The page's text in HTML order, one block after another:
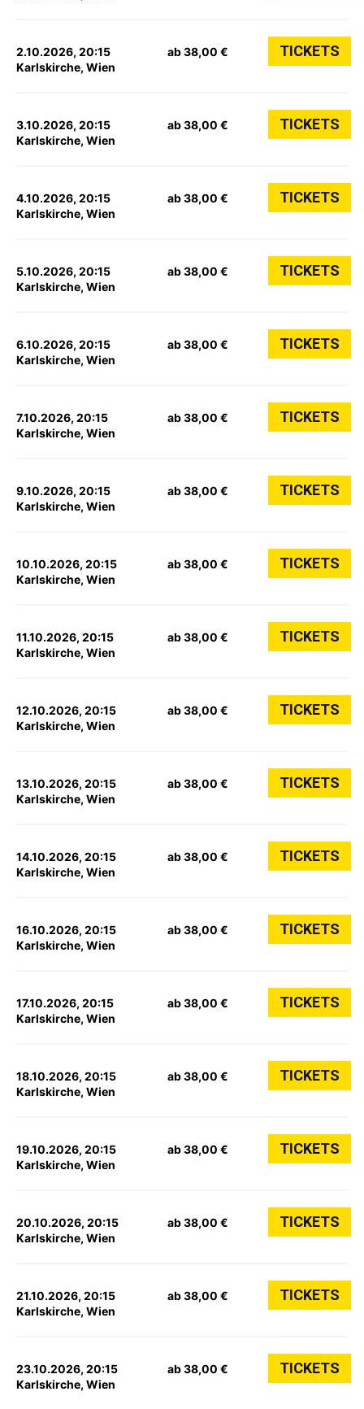
2.10.2026, 20:15
Karlskirche, Wien
ab 38,00 € TICKETS
3.10.2026, 20:15
Karlskirche, Wien
ab 38,00 € TICKETS
4.10.2026, 20:15
Karlskirche, Wien
ab 38,00 € TICKETS
5.10.2026, 20:15
Karlskirche, Wien
ab 38,00 € TICKETS
6.10.2026, 20:15
Karlskirche, Wien
ab 38,00 € TICKETS
7.10.2026, 20:15
Karlskirche, Wien
ab 38,00 € TICKETS
9.10.2026, 20:15
Karlskirche, Wien
ab 38,00 € TICKETS
10.10.2026, 20:15
Karlskirche, Wien
ab 38,00 € TICKETS
11.10.2026, 20:15
Karlskirche, Wien
ab 38,00 € TICKETS
12.10.2026, 20:15
Karlskirche, Wien
ab 38,00 € TICKETS
13.10.2026, 20:15
Karlskirche, Wien
ab 38,00 € TICKETS
14.10.2026, 20:15
Karlskirche, Wien
ab 38,00 € TICKETS
16.10.2026, 20:15
Karlskirche, Wien
ab 38,00 € TICKETS
17.10.2026, 20:15
Karlskirche, Wien
ab 38,00 € TICKETS
18.10.2026, 20:15
Karlskirche, Wien
ab 38,00 € TICKETS
19.10.2026, 20:15
Karlskirche, Wien
ab 38,00 € TICKETS
20.10.2026, 20:15
Karlskirche, Wien
ab 38,00 € TICKETS
21.10.2026, 20:15
Karlskirche, Wien
ab 38,00 € TICKETS
23.10.2026, 20:15
Karlskirche, Wien
ab 38,00 € TICKETS